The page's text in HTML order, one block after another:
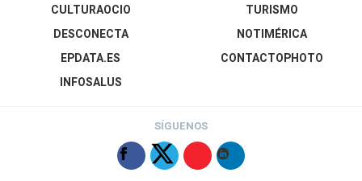
CULTURAOCIO
DESCONECTA
EPDATA.ES
INFOSALUS
TURISMO
NOTIMÉRICA
CONTACTOPHOTO
SÍGUENOS